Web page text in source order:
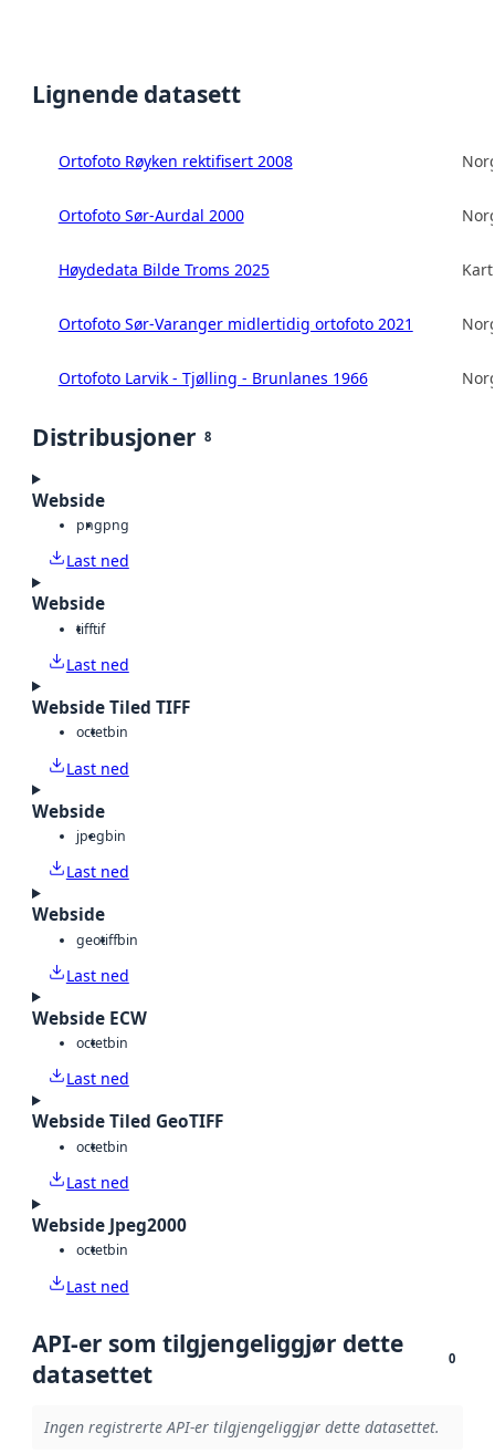
Lignende datasett
Ortofoto Røyken rektifisert 2008
Ortofoto Sør-Aurdal 2000
Høydedata Bilde Troms 2025
Ortofoto Sør-Varanger midlertidig ortofoto 2021
Ortofoto Larvik - Tjølling - Brunlanes 1966
Distribusjoner 8
Webside
pngpng
Last ned
Webside
tifftif
Last ned
Webside Tiled TIFF
octetbin
Last ned
Webside
jpegbin
Last ned
Webside
geotiffbin
Last ned
Webside ECW
octetbin
Last ned
Webside Tiled GeoTIFF
octetbin
Last ned
Webside Jpeg2000
octetbin
Last ned
API-er som tilgjengeliggjør dette
datasettet
0
Ingen registrerte API-er tilgjengeliggjør dette datasettet.